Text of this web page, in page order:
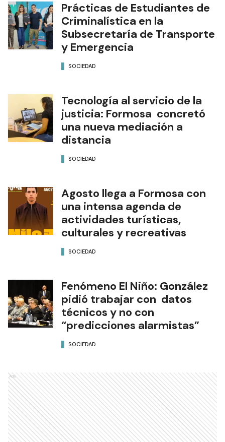
Prácticas de Estudiantes de
Criminalística en la
Subsecretaría de Transporte
y Emergencia
SOCIEDAD
Tecnología al servicio de la
justicia: Formosa concretó
una nueva mediación a
distancia
SOCIEDAD
Agosto llega a Formosa con
una intensa agenda de
actividades turísticas,
culturales y recreativas
SOCIEDAD
Fenómeno El Niño: González
pidió trabajar con datos
técnicos y no con
“predicciones alarmistas”
SOCIEDAD
Ads